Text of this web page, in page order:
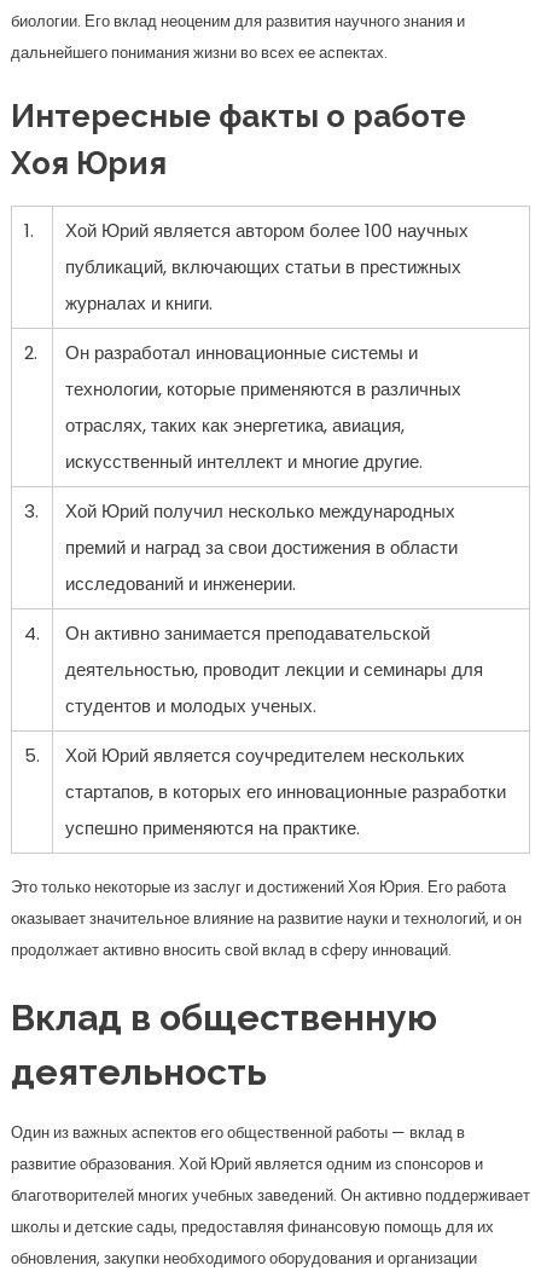
биологии. Его вклад неоценим для развития научного знания и
дальнейшего понимания жизни во всех ее аспектах.
Интересные факты о работе
Хоя Юрия
1.
Хой Юрий является автором более 100 научных
публикаций, включающих статьи в престижных
журналах и книги.
2.
Он разработал инновационные системы и
технологии, которые применяются в различных
отраслях, таких как энергетика, авиация,
искусственный интеллект и многие другие.
3.
Хой Юрий получил несколько международных
премий и наград за свои достижения в области
исследований и инженерии.
4.
Он активно занимается преподавательской
деятельностью, проводит лекции и семинары для
студентов и молодых ученых.
5.
Хой Юрий является соучредителем нескольких
стартапов, в которых его инновационные разработки
успешно применяются на практике.
Это только некоторые из заслуг и достижений Хоя Юрия. Его работа
оказывает значительное влияние на развитие науки и технологий, и он
продолжает активно вносить свой вклад в сферу инноваций.
Вклад в общественную
деятельность
Один из важных аспектов его общественной работы — вклад в
развитие образования. Хой Юрий является одним из спонсоров и
благотворителей многих учебных заведений. Он активно поддерживает
школы и детские сады, предоставляя финансовую помощь для их
обновления, закупки необходимого оборудования и организации